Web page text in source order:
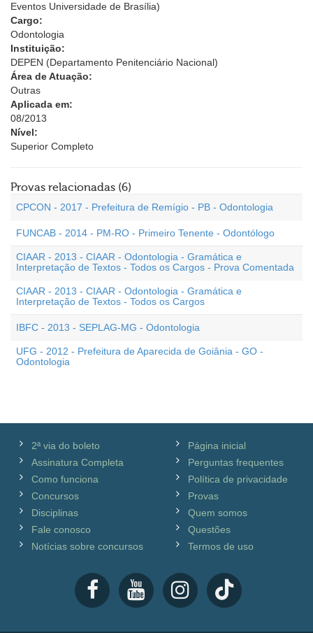
Eventos Universidade de Brasília)
Cargo:
Odontologia
Instituição:
DEPEN (Departamento Penitenciário Nacional)
Área de Atuação:
Outras
Aplicada em:
08/2013
Nível:
Superior Completo
Provas relacionadas (6)
CPCON - 2017 - Prefeitura de Remígio - PB - Odontologia
FUNCAB - 2014 - PM-RO - Primeiro Tenente - Odontólogo
CIAAR - 2013 - CIAAR - Odontologia - Gramática e
Interpretação de Textos - Todos os Cargos - Prova Comentada
CIAAR - 2013 - CIAAR - Odontologia - Gramática e
Interpretação de Textos - Todos os Cargos
IBFC - 2013 - SEPLAG-MG - Odontologia
UFG - 2012 - Prefeitura de Aparecida de Goiânia - GO -
Odontologia
2ª via do boleto
Assinatura Completa
Como funciona
Concursos
Disciplinas
Fale conosco
Notícias sobre concursos
Página inicial
Perguntas frequentes
Política de privacidade
Provas
Quem somos
Questões
Termos de uso